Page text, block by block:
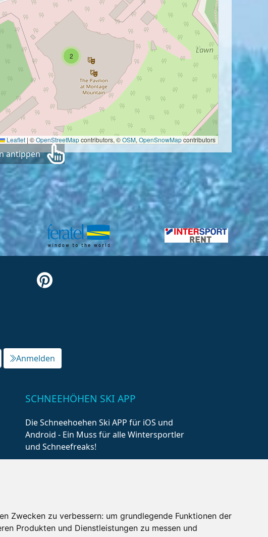
Zwecken zu verbessern: um grundlegende Funktionen der
Produkten und Dienstleistungen zu messen und
2
Leaflet | ©OpenStreetMapcontributors, ©OSM,OpenSnowMapcontributors
antippen
Anmelden
SCHNEEHÖHEN SKI APP
Die Schneehoehen Ski APP für iOS und
Android - Ein Muss für alle Wintersportler
und Schneefreaks!